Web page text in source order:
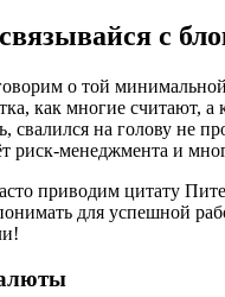
с
о той
как многие считают,
свалился на голову не
риск-менеджмента и
приводим цитату
для успешной